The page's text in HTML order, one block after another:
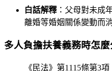
白話解釋 ：父母對未成
離婚等婚姻關係變動而
多人負擔扶養義務時怎麼
《民法》第1115條第3